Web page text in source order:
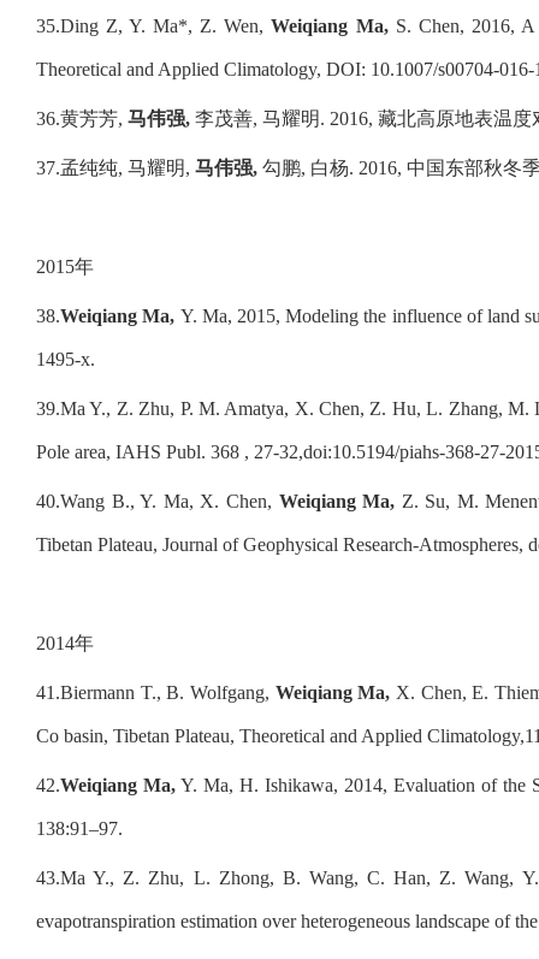
35.Ding Z, Y. Ma*, Z. Wen,Weiqiang Ma,S. Chen, 2016, A
Theoretical and Applied Climatology, DOI: 10.1007/s00704-
36.黄芳芳, 马伟强, 李茂善, 马耀明. 2016, 藏北高原地表温度
37.孟纯纯, 马耀明, 马伟强, 勾鹏, 白杨. 2016, 中国东部秋冬
2015年
38.Weiqiang Ma, Y. Ma, 2015, Modeling the influence of land
1495-x.
39.Ma Y., Z. Zhu, P. M. Amatya, X. Chen, Z. Hu, L. Zhang, M.
Pole area, IAHS Publ. 368 , 27-32,doi:10.5194/piahs-368-27-
40.Wang B., Y. Ma, X. Chen, Weiqiang Ma, Z. Su, M.
Tibetan Plateau, Journal of Geophysical Research-Atmospheres,
2014年
41.Biermann T., B. Wolfgang, Weiqiang Ma, X. Chen, E.
Co basin, Tibetan Plateau, Theoretical and Applied
42.Weiqiang Ma, Y. Ma, H. Ishikawa, 2014, Evaluation of the
138:91–97.
43.Ma Y., Z. Zhu, L. Zhong, B. Wang, C. Han, Z. Wang,
evapotranspiration estimation over heterogeneous landscape of